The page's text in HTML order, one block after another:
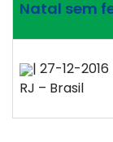
Natal sem
| 27-12-
RJ – Brasil